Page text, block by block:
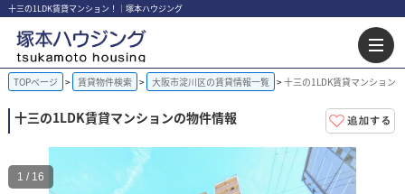
十三の1LDK賃貸マンション！｜塚本ハウジング
TOPページ 賃貸物件検索 大阪市淀川区の賃貸情報一覧 十三の1LDK賃貸マンション
十三の1LDK賃貸マンションの物件情報
1 / 16